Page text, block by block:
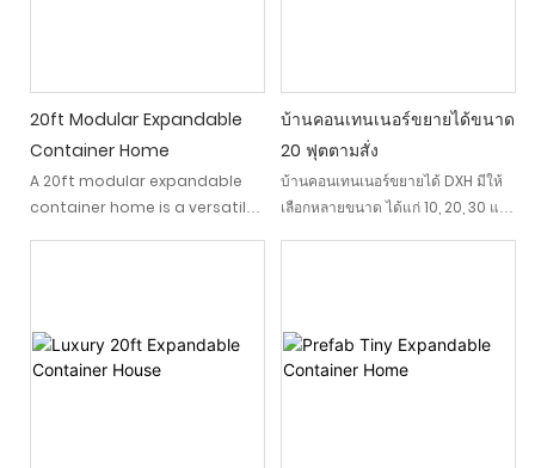
20ft Modular Expandable
Container Home
A 20ft modular expandable
container home is a versatile,
compact, portable, and
customizable, making them
บ้านคอนเทนเนอร์ขยายได้ขนาด
20 ฟุตตามสั่ง
บ้านคอนเทนเนอร์ขยายได้ DXH มีให้
เลือกหลายขนาด ได้แก่ 10, 20, 30 และ
ล้ำสมัยเข้ากับสุนทรียศาสตร์ที่ทันสมัย
และล้ำสมัย มอบประสบการณ์การใช้